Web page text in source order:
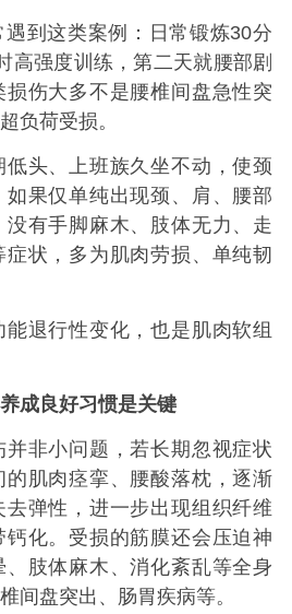
到这类案例：日常锻炼30分
高强度训练，第二天就腰部剧
伤大多不是腰椎间盘急性突
负荷受损。
头、上班族久坐不动，使颈
如果仅单纯出现颈、肩、腰部
有手脚麻木、肢体无力、走
状，多为肌肉劳损、单纯韧
退行性变化，也是肌肉软组
良好习惯是关键
非小问题，若长期忽视症状
肌肉痉挛、腰酸落枕，逐渐
弹性，进一步出现组织纤维
化。受损的筋膜还会压迫神
肢体麻木、消化紊乱等全身
间盘突出、肠胃疾病等。